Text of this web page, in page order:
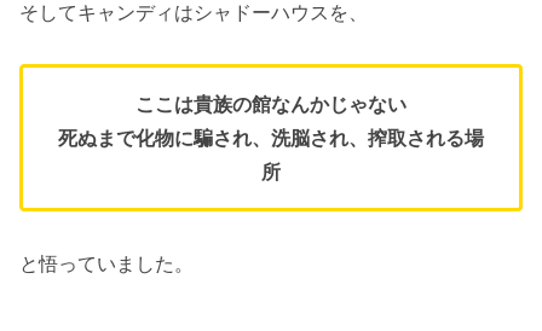
そしてキャンディはシャドーハウスを、
ここは貴族の館なんかじゃない
死ぬまで化物に騙され、洗脳され、搾取される場
所
と悟っていました。